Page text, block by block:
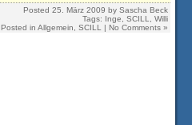
Posted 25. März 2009 by Sascha Beck
Tags: Inge SCILL
Willi
Posted in Allgemein SCILL | No Comments »